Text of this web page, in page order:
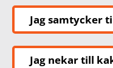
Jag samtycker
Jag nekar till